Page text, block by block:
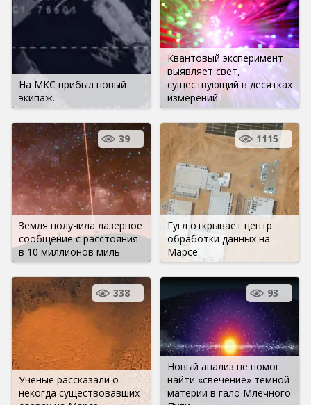
На МКС прибыл новый
экипаж.
Квантовый эксперимент
выявляет свет,
существующий в десятках
измерений
Земля получила лазерное
сообщение с расстояния
в 10 миллионов миль
39
Гугл открывает центр
обработки данных на
Марсе
1115
Ученые рассказали о
некогда существовавших
338
Новый анализ не помог
найти «свечение» темной
материи в гало Млечного
93